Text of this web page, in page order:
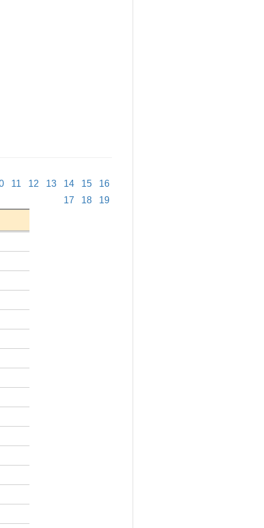
11 12 13 14 15
16
17
18 19